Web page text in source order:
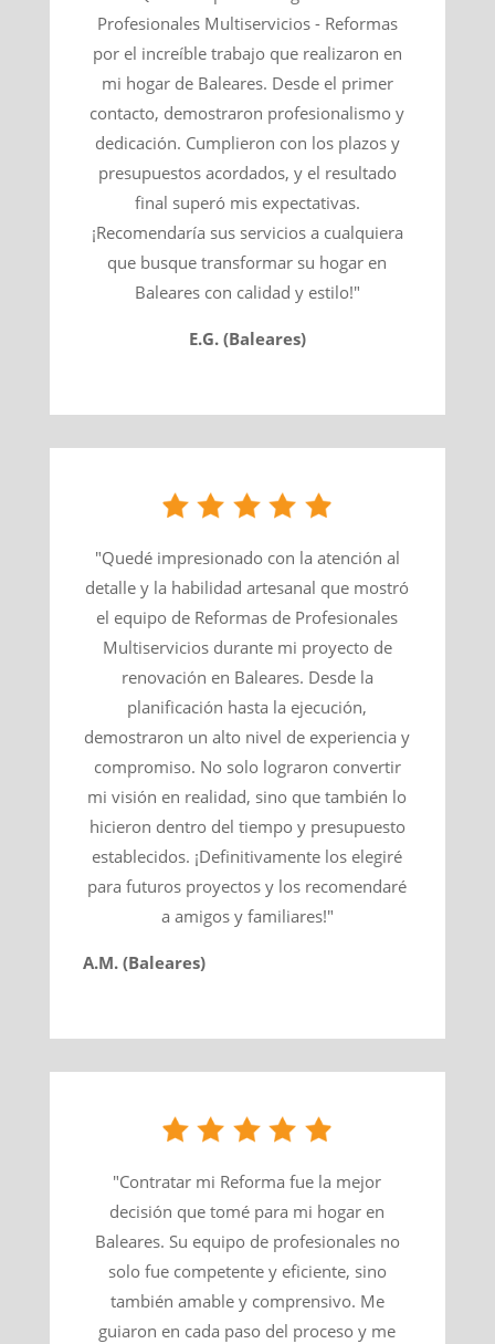
Profesionales Multiservicios - Reformas
por el increíble trabajo que realizaron en
mi hogar de Baleares. Desde el primer
contacto, demostraron profesionalismo y
dedicación. Cumplieron con los plazos y
presupuestos acordados, y el resultado
final superó mis expectativas.
¡Recomendaría sus servicios a cualquiera
que busque transformar su hogar en
Baleares con calidad y estilo!"
E.G. (Baleares)
"Quedé impresionado con la atención al
detalle y la habilidad artesanal que mostró
el equipo de Reformas de Profesionales
Multiservicios durante mi proyecto de
renovación en Baleares. Desde la
planificación hasta la ejecución,
demostraron un alto nivel de experiencia y
compromiso. No solo lograron convertir
mi visión en realidad, sino que también lo
hicieron dentro del tiempo y presupuesto
establecidos. ¡Definitivamente los elegiré
para futuros proyectos y los recomendaré
a amigos y familiares!"
A.M. (Baleares)
"Contratar mi Reforma fue la mejor
decisión que tomé para mi hogar en
Baleares. Su equipo de profesionales no
solo fue competente y eficiente, sino
también amable y comprensivo. Me
guiaron en cada paso del proceso y me